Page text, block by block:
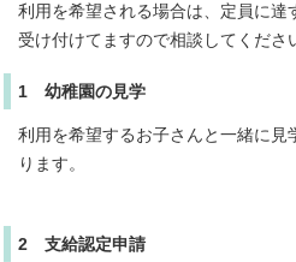
利用を希望される場合は、定員に達
受け付けてますので相談してくださ
1 幼稚園の見学
利用を希望するお子さんと一緒に見
ります。
2 支給認定申請